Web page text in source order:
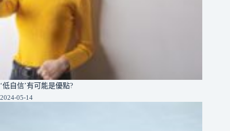
‘低自信’有可能是優點?
2024-05-14